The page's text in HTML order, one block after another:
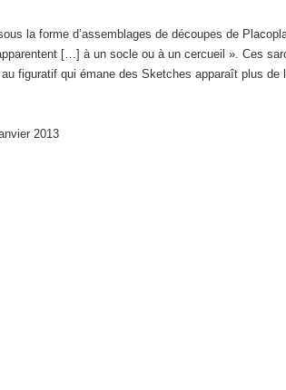
la forme d’assemblages de découpes de
[…] à un socle ou à un cercueil ». Ces
qui émane des Sketches apparaît plus de
2013